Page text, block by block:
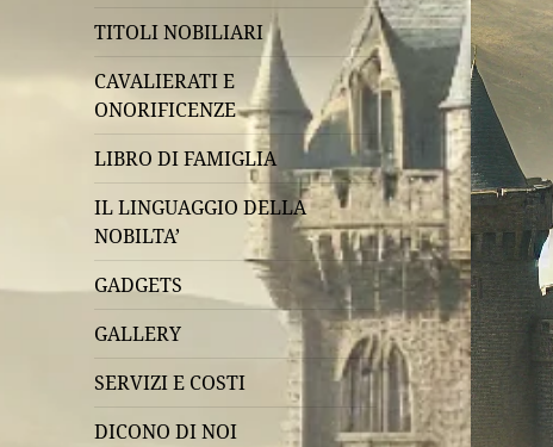
TITOLI NOBILIARI
CAVALIERATI E
ONORIFICENZE
LIBRO DI FAMIGLIA
IL LINGUAGGIO DELLA
NOBILTA’
GADGETS
GALLERY
SERVIZI E COSTI
DICONO DI NOI